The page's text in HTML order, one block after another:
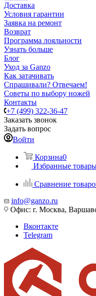
Доставка
Условия гарантии
Заявка на ремонт
Возврат
Программа лояльности
Узнать больше
Блог
Уход за Ganzo
Как затачивать
Спрашивали? Отвечаем!
Советы по выбору ножей
Контакты
+7 (499) 322-36-47
Заказать звонок
Задать вопрос
Войти
Корзина0
Избранные
Сравнение
info@ganzo.ru
Офис: г. Москва,
Вконтакте
Telegram